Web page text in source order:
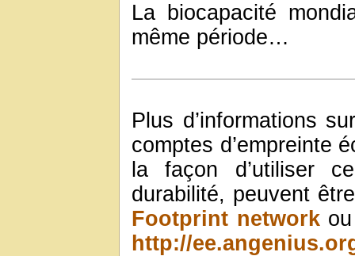
La biocapacité
même période…
Plus d’informations
comptes d’empreinte
la façon d’utiliser
durabilité, peuvent
Footprint networkou
http://